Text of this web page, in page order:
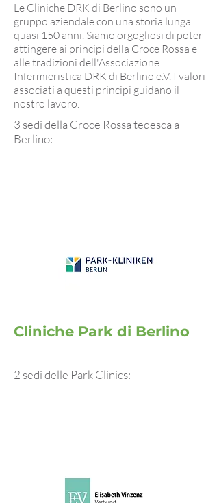
Le Cliniche DRK di Berlino sono un
gruppo aziendale con una storia lunga
quasi 150 anni. Siamo orgogliosi di poter
attingere ai principi della Croce Rossa e
alle tradizioni dell'Associazione
Infermieristica DRK di Berlino e.V. I valori
associati a questi principi guidano il
nostro lavoro.
3 sedi della Croce Rossa tedesca a
Berlino:
Cliniche Park di Berlino
2 sedi delle Park Clinics: